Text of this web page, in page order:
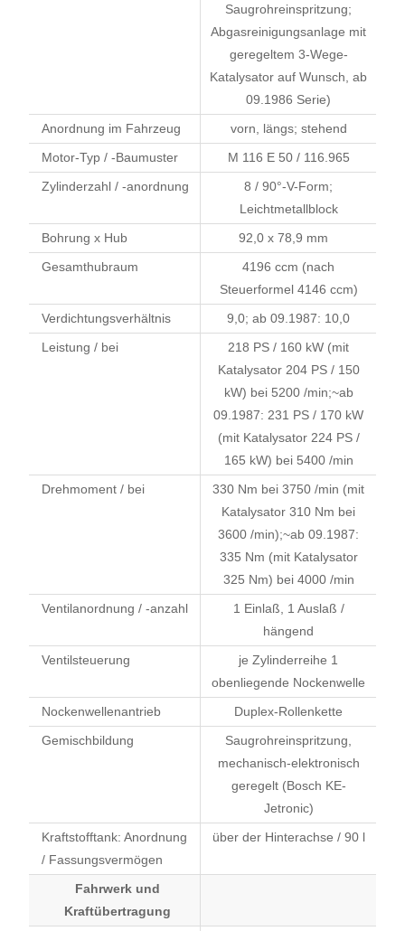
Saugrohreinspritzung;
Abgasreinigungsanlage mit
geregeltem 3-Wege-
Katalysator auf Wunsch, ab
09.1986 Serie)
Anordnung im Fahrzeug
vorn, längs; stehend
Motor-Typ / -Baumuster
M 116 E 50 / 116.965
Zylinderzahl / -anordnung
8 / 90°-V-Form;
Leichtmetallblock
Bohrung x Hub
92,0 x 78,9 mm
Gesamthubraum
4196 ccm (nach
Steuerformel 4146 ccm)
Verdichtungsverhältnis
9,0; ab 09.1987: 10,0
Leistung / bei
218 PS / 160 kW (mit
Katalysator 204 PS / 150
kW) bei 5200 /min;~ab
09.1987: 231 PS / 170 kW
(mit Katalysator 224 PS /
165 kW) bei 5400 /min
Drehmoment / bei
330 Nm bei 3750 /min (mit
Katalysator 310 Nm bei
3600 /min);~ab 09.1987:
335 Nm (mit Katalysator
325 Nm) bei 4000 /min
Ventilanordnung / -anzahl
1 Einlaß, 1 Auslaß /
hängend
Ventilsteuerung
je Zylinderreihe 1
obenliegende Nockenwelle
Nockenwellenantrieb
Duplex-Rollenkette
Gemischbildung
Saugrohreinspritzung,
mechanisch-elektronisch
geregelt (Bosch KE-
Jetronic)
Kraftstofftank: Anordnung
/ Fassungsvermögen
über der Hinterachse / 90 l
Fahrwerk und
Kraftübertragung